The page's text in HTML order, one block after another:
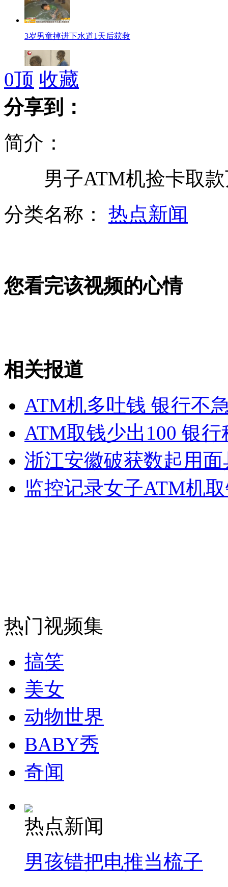
3岁男童掉进下水道1天后获救
枪杀中国留学生嫌犯法庭上拒绝认罪
大连男子当街遛老鼠
女孩北京地铁殴打老人 痛下狠手拳打脚踢
无痛分娩是否安全 医生回应
走！跟着总书记去植树
消防员救轻生者
纽约上演“枕头大战”
0顶 收藏
分享到：
简介：
男子ATM机捡卡取款
分类名称： 热点新闻
您看完该视频的心情
相关报道
ATM机多吐钱 银行不
ATM取钱少出100 银
浙江安徽破获数起用
监控记录女子ATM机
热门视频集
搞笑
美女
动物世界
BABY秀
奇闻
热点新闻
男孩错把电推当梳子